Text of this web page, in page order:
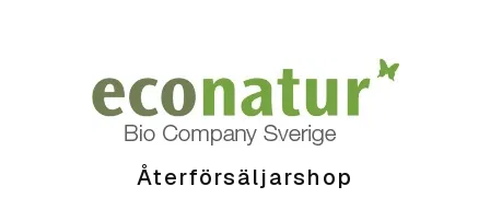
Återförsäljarshop